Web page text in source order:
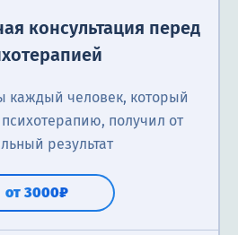
консультация перед
каждый человек, который
получил от
результат
от 3000₽